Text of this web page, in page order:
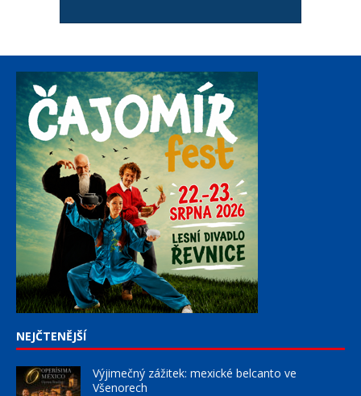
NEJČTENĚJŠÍ
Výjimečný zážitek: mexické belcanto ve
Všenorech